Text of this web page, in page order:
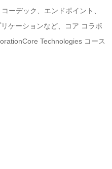
ーデック、エンドポイント、
ケーションなど、コア コラボ
Technologies コース